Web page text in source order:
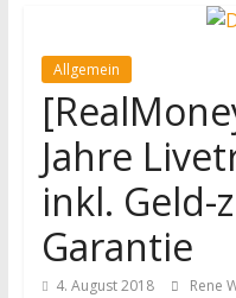
Allgemein
Jahre
inkl. Geld-
Garantie
4. August 2018 Rene